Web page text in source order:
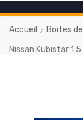
Accueil Boites
Nissan Kubistar